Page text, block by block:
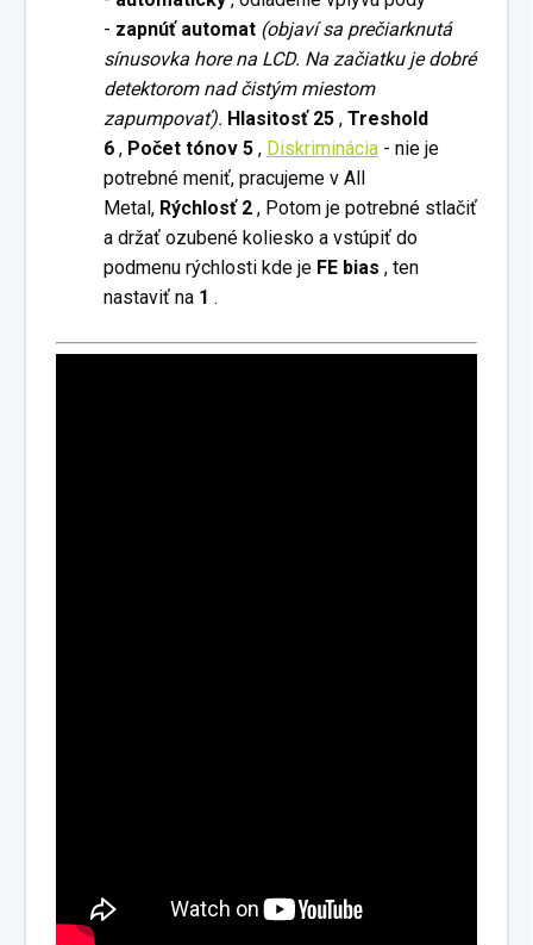
- zapnúť automat (objaví sa prečiarknutá
sínusovka hore na LCD. Na začiatku je dobré
detektorom nad čistým miestom
zapumpovať). Hlasitosť 25 , Treshold
6 , Počet tónov 5 , Diskriminácia - nie je
potrebné meniť, pracujeme v All
Metal, Rýchlosť 2 , Potom je potrebné stlačiť
a držať ozubené koliesko a vstúpiť do
podmenu rýchlosti kde je FE bias , ten
nastaviť na 1 .